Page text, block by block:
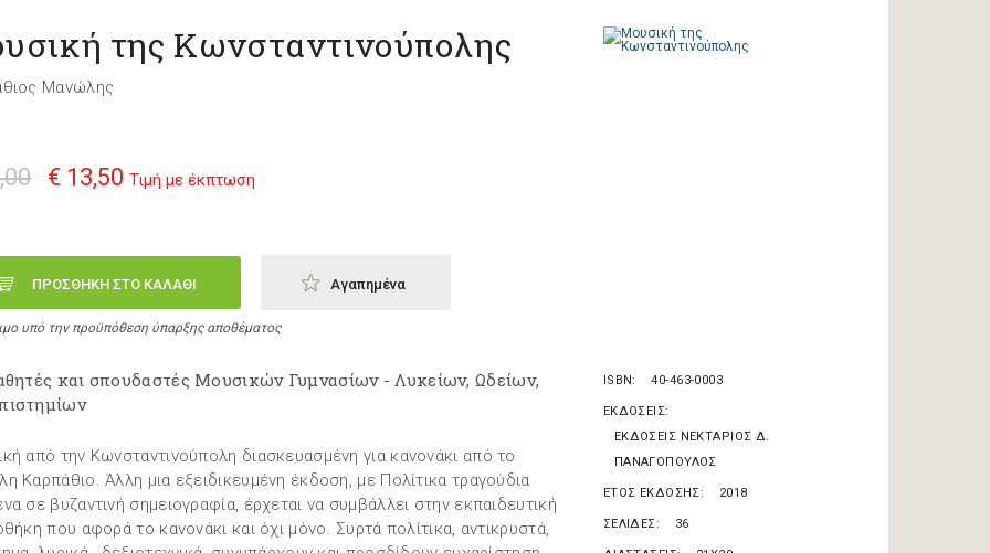
της Κωνσταντινούπολης
Μανώλης
€ 13,50 Τιμή με έκπτωση
ΠΡΟΣΘΗΚΗ ΣΤΟ ΚΑΛΑΘΙ Αγαπημένα
υπό την προϋπόθεση ύπαρξης αποθέματος
και σπουδαστές Μουσικών Γυμνασίων - Λυκείων, Ωδείων,
από την Κωνσταντινούπολη διασκευασμένη για κανονάκι από το
Καρπάθιο. Άλλη μια εξειδικευμένη έκδοση, με Πολίτικα τραγούδια
σε βυζαντινή σημειογραφία, έρχεται να συμβάλλει στην εκπαιδευτική
που αφορά το κανονάκι και όχι μόνο. Συρτά πολίτικα, αντικρυστά,
ISBN 40-463-0003
ΕΚΔΟΣΕΙΣ
ΕΚΔΟΣΕΙΣ ΝΕΚΤΑΡΙΟΣ Δ.
ΠΑΝΑΓΟΠΟΥΛΟΣ
ΕΤΟΣ ΕΚΔΟΣΗΣ 2018
ΣΕΛΙΔΕΣ 36